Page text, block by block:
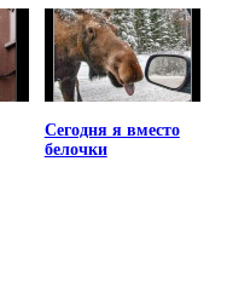
Сегодня я вместо
белочки